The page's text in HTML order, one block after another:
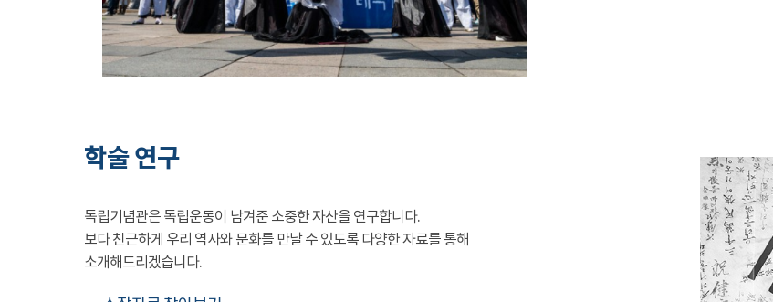
학술 연구
독립기념관은 독립운동이 남겨준 소중한 자산을 연구합니다.
보다 친근하게 우리 역사와 문화를 만날 수 있도록 다양한 자료를 통해
소개해드리겠습니다.